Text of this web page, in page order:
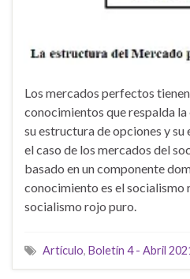
Los mercados perfectos
conocimientos que respalda la
su estructura de opciones y
el caso de los mercados del
basado en un componente
conocimiento es el socialismo
socialismo rojo puro.
Artículo, Boletín 4 - Abril